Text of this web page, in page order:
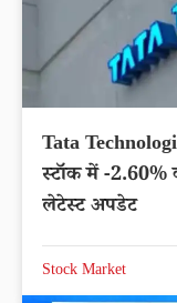
Tata
स्टॉक में -2.60%
लेटेस्ट अपडेट
Stock Market